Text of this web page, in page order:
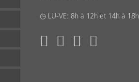
◷ LU-VE: 8h à 12h et 14h à 18h